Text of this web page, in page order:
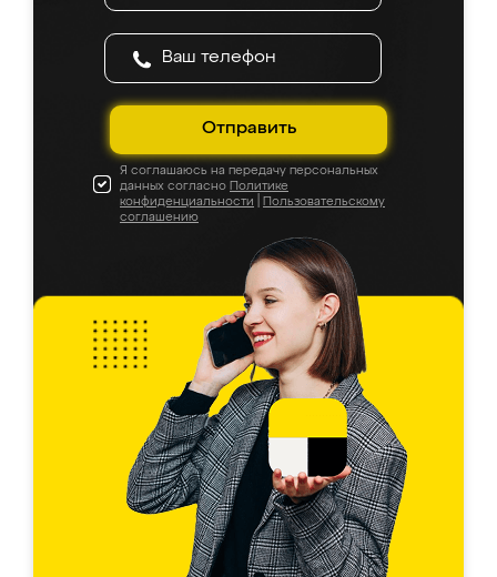
Отправить
Я соглашаюсь на передачу персональных
данных согласно Политике
конфиденциальности
Пользовательскому
соглашению